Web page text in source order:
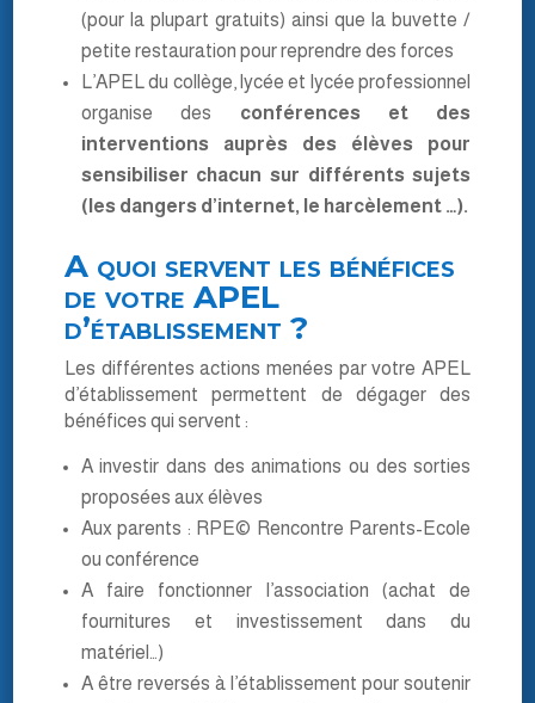
(pour la plupart gratuits) ainsi que la buvette /
petite restauration pour reprendre des forces
L’APEL du collège, lycée et lycée professionnel
organise des conférences et des
interventions auprès des élèves pour
sensibiliser chacun sur différents sujets
(les dangers d’internet, le harcèlement …).
A quoi servent les bénéfices
de votre APEL
d’établissement ?
Les différentes actions menées par votre APEL
d’établissement permettent de dégager des
bénéfices qui servent :
A investir dans des animations ou des sorties
proposées aux élèves
Aux parents : RPE© Rencontre Parents-Ecole
ou conférence
A faire fonctionner l’association (achat de
fournitures et investissement dans du
matériel…)
A être reversés à l’établissement pour soutenir